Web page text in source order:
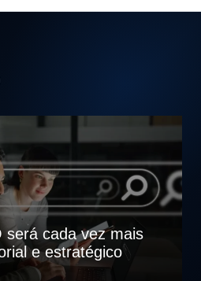
cada vez mais
estratégico